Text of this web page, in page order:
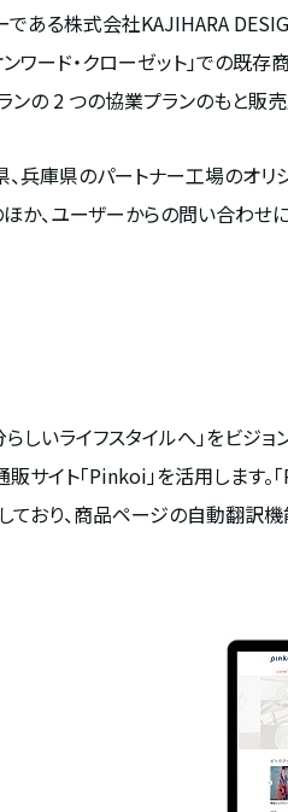
である株式会社KAJIHARA
ンワード・クローゼット」での
ンの 2 つの協業プランのもと販
兵庫県のパートナー工場のオリ
か、ユーザーからの問い合わせ
らしいライフスタイルへ」をビジ
サイト「Pinkoi」を活用します。
ており、商品ページの自動翻訳